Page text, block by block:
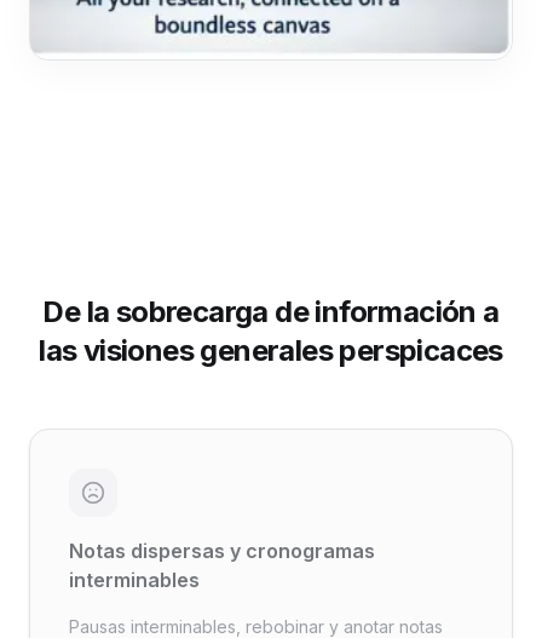
De la sobrecarga de información a
las visiones generales perspicaces
Notas dispersas y cronogramas
interminables
Pausas interminables, rebobinar y anotar notas